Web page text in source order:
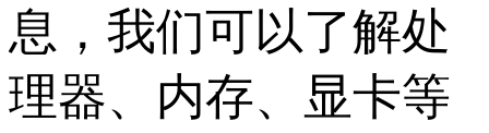
息，我们可以了解处
理器、内存、显卡等